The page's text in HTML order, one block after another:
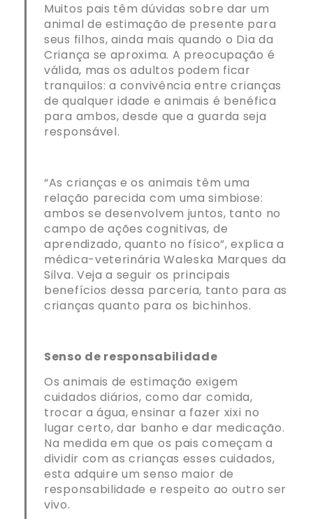
Muitos pais têm dúvidas sobre dar um
animal de estimação de presente para
seus filhos, ainda mais quando o Dia da
Criança se aproxima. A preocupação é
válida, mas os adultos podem ficar
tranquilos: a convivência entre crianças
de qualquer idade e animais é benéfica
para ambos, desde que a guarda seja
responsável.
“As crianças e os animais têm uma
relação parecida com uma simbiose:
ambos se desenvolvem juntos, tanto no
campo de ações cognitivas, de
aprendizado, quanto no físico”, explica a
médica-veterinária Waleska Marques da
Silva. Veja a seguir os principais
benefícios dessa parceria, tanto para as
crianças quanto para os bichinhos.
Senso de responsabilidade
Os animais de estimação exigem
cuidados diários, como dar comida,
trocar a água, ensinar a fazer xixi no
lugar certo, dar banho e dar medicação.
Na medida em que os pais começam a
dividir com as crianças esses cuidados,
esta adquire um senso maior de
responsabilidade e respeito ao outro ser
vivo.